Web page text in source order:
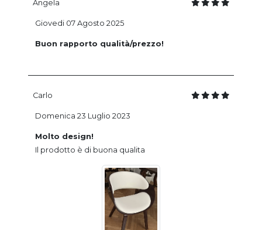
Angela
Buon rapporto qualità/prezzo!
Giovedi 07 Agosto 2025
Carlo
Molto design!
Il prodotto è di buona qualita
Domenica 23 Luglio 2023